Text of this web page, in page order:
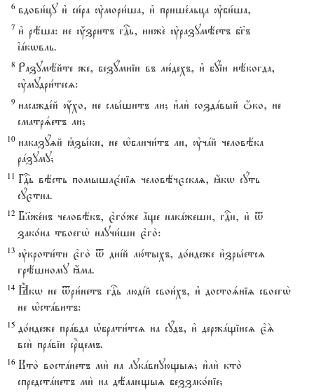
6 вдови1цу и3 си1ра ўмори1ша, и3 прише1льца ўби1ша,
7 и3 рёша: не ќзритъ гDь, ниже2 ўразумёетъ бг7ъ
їaкwвль.
8 Разумёйте же, безyмніи въ лю1дехъ, и3 бyіи нёкогда,
ўмудри1тесz:
9 насажде1й ќхо, не слы1шитъ ли; и3ли2 создaвый џко, не
сматрsетъ ли;
10 наказyzй kзы1ки, не њбличи1тъ ли, ўчaй человёка
рaзуму;
11 ГDь вёсть помышлє1ніz человёчєскаz, ћкw сyть
сyєтна.
12 Бlже1нъ человёкъ, є3го1же ѓще накaжеши, гDи, и3 t
зако1на твоегw2 научи1ши є3го2:
13 ўкроти1ти є3го2 t днjй лю1тыхъ, до1ндеже и3зры1етсz
грёшному ћма.
14 Ћкw не tри1нетъ гDь людjй свои1хъ, и3 достоsніz своегw2
не њстaвитъ:
15 до1ндеже прaвда њбрати1тсz на сyдъ, и3 держaщіисz є3S
вси2 прaвіи с®цемъ.
16 Кто2 востaнетъ ми2 на лукaвнующыz; и3ли2 кто2
спредстaнетъ ми2 на дёлающыz беззако1ніе;